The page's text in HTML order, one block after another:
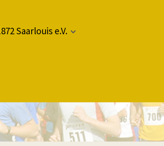
Saarlouis e.V.